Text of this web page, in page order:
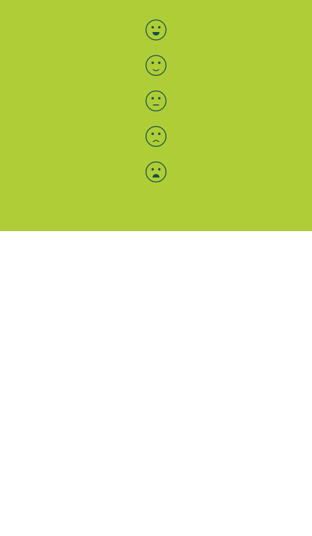
Bewertung auswählen